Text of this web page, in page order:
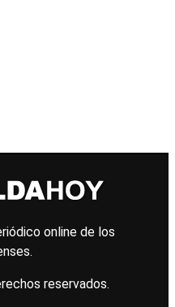
online de los
reservados.